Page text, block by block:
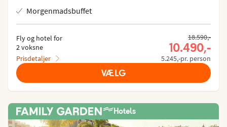
Morgenmadsbuffet
Fly og hotel for
2 voksne
Prisdetaljer
18.590,-
10.490,-
5.245,-pr. person
VÆLG
Hotels